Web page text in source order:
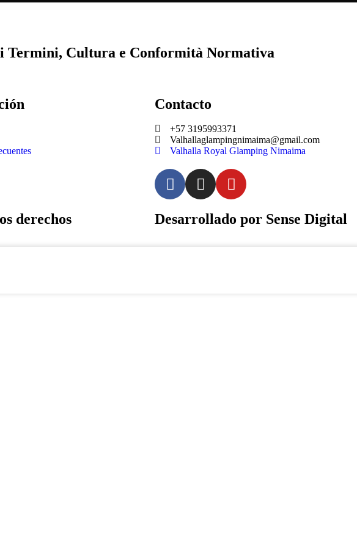
Termini, Cultura e Conformità Normativa
Contacto
+57 3195993371
Valhallaglampingnimaima@gmail.com
Valhalla Royal Glamping Nimaima
derechos
Desarrollado por Sense Digital